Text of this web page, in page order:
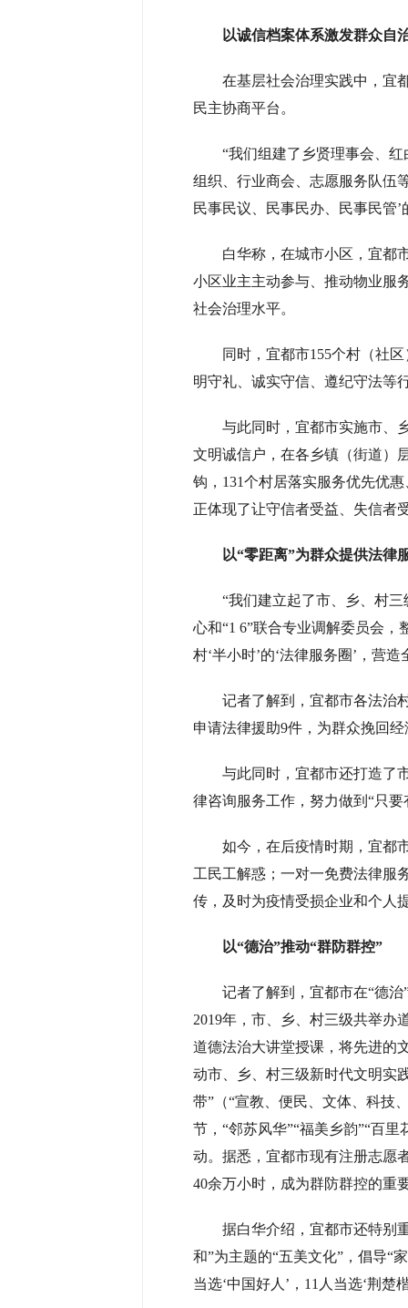
以诚信档案体系激发群众自
在基层社会治理实践中，宜
民主协商平台。
“我们组建了乡贤理事会、
组织、行业商会、志愿服务队伍
民事民议、民事民办、民事民管
白华称，在城市小区，宜都
小区业主主动参与、推动物业服
社会治理水平。
同时，宜都市155个村（社
明守礼、诚实守信、遵纪守法等
与此同时，宜都市实施市、
文明诚信户，在各乡镇（街道）
钩，131个村居落实服务优先优
正体现了让守信者受益、失信者
以“零距离”为群众提供法律
“我们建立起了市、乡、村
心和“1 6”联合专业调解委员会，
村‘半小时’的‘法律服务圈’，营
记者了解到，宜都市各法治
申请法律援助9件，为群众挽回
与此同时，宜都市还打造了
律咨询服务工作，努力做到“只
如今，在后疫情时期，宜都
工民工解惑；一对一免费法律服
传，及时为疫情受损企业和个人
以“德治”推动“群防群控”
记者了解到，宜都市在“德
2019年，市、乡、村三级共举办
道德法治大讲堂授课，将先进的
动市、乡、村三级新时代文明实
带”（“宣教、便民、文体、科技
节，“邻苏风华”“福美乡韵”“百
动。据悉，宜都市现有注册志愿
40余万小时，成为群防群控的重
据白华介绍，宜都市还特别
和”为主题的“五美文化”，倡导“
当选‘中国好人’，11人当选‘荆楚